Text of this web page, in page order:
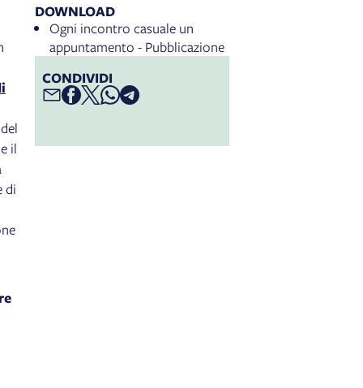
il
di
DOWNLOAD
Ogni incontro casuale un
appuntamento - Pubblicazione
CONDIVIDI